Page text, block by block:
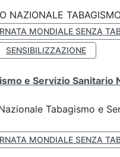
NAZIONALE
MONDIALE SENZA
SENSIBILIZZAZIONE
e Servizio Sanitario
Tabagismo e
MONDIALE SENZA